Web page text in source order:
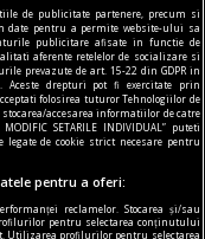
la ora 5,30,
de publicitate partenere, precum si
pentru a permite website-ului sa
publicitare afisate in functie de
aferente retelelor de socializare si
prevazute de art. 15-22 din GDPR in
Aceste drepturi pot fi exercitate prin
acceptati folosirea tuturor Tehnologiilor de
accesarea informatiilor de catre
SETARILE INDIVIDUAL” puteti
de cookie strict necesare pentru
pentru a oferi:
reclamelor. Stocarea și/sau
pentru selectarea conținutului
Utilizarea profilurilor pentru selectarea